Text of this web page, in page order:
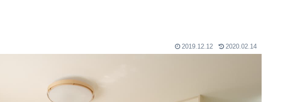
2019.12.12 2020.02.14